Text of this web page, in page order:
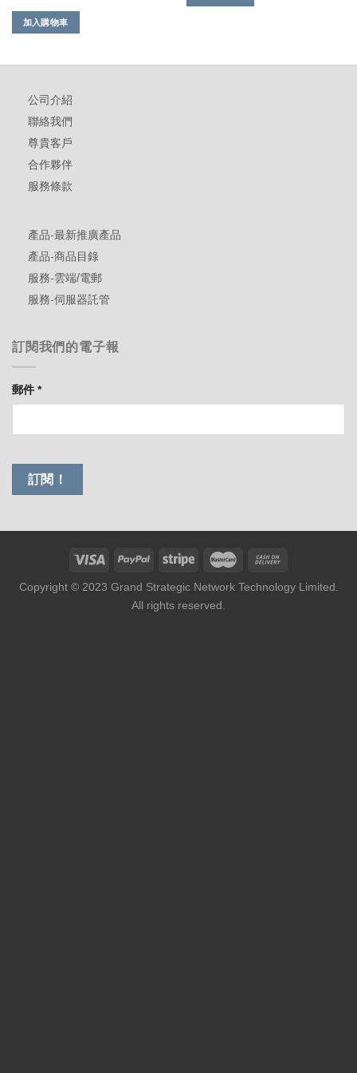
加入購物車
公司介紹
聯絡我們
尊貴客戶
合作夥伴
服務條款
產品-最新推廣產品
產品-商品目錄
服務-雲端/電郵
服務-伺服器託管
訂閱我們的電子報
郵件*
Copyright © 2023 Grand Strategic Network Technology Limited.
All rights reserved.